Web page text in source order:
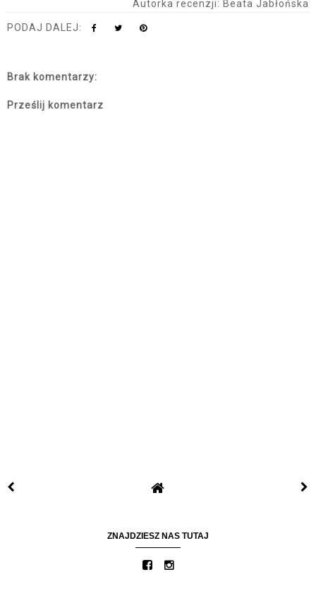
Autorka recenzji: Beata Jabłońska
PODAJ DALEJ:
Brak komentarzy:
Prześlij komentarz
ZNAJDZIESZ NAS TUTAJ